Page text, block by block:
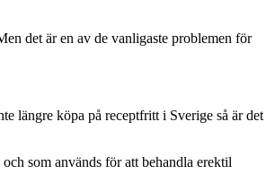
det är en av de vanligaste problemen för
längre köpa på receptfritt i Sverige så är det
som används för att behandla erektil